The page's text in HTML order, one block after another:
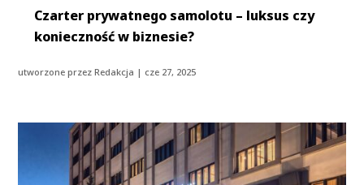
Czarter prywatnego samolotu – luksus czy
konieczność w biznesie?
utworzone przezRedakcja | cze 27, 2025